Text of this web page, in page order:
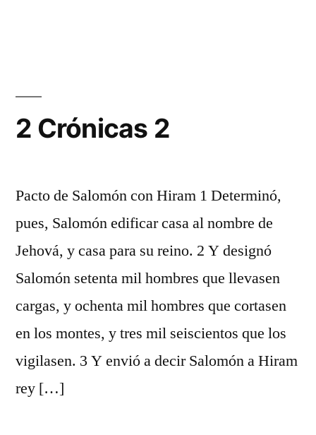
2 Crónicas 2
Pacto de Salomón con Hiram 1 Determinó,
pues, Salomón edificar casa al nombre de
Jehová, y casa para su reino. 2 Y designó
Salomón setenta mil hombres que llevasen
cargas, y ochenta mil hombres que cortasen
en los montes, y tres mil seiscientos que los
vigilasen. 3 Y envió a decir Salomón a Hiram
rey […]